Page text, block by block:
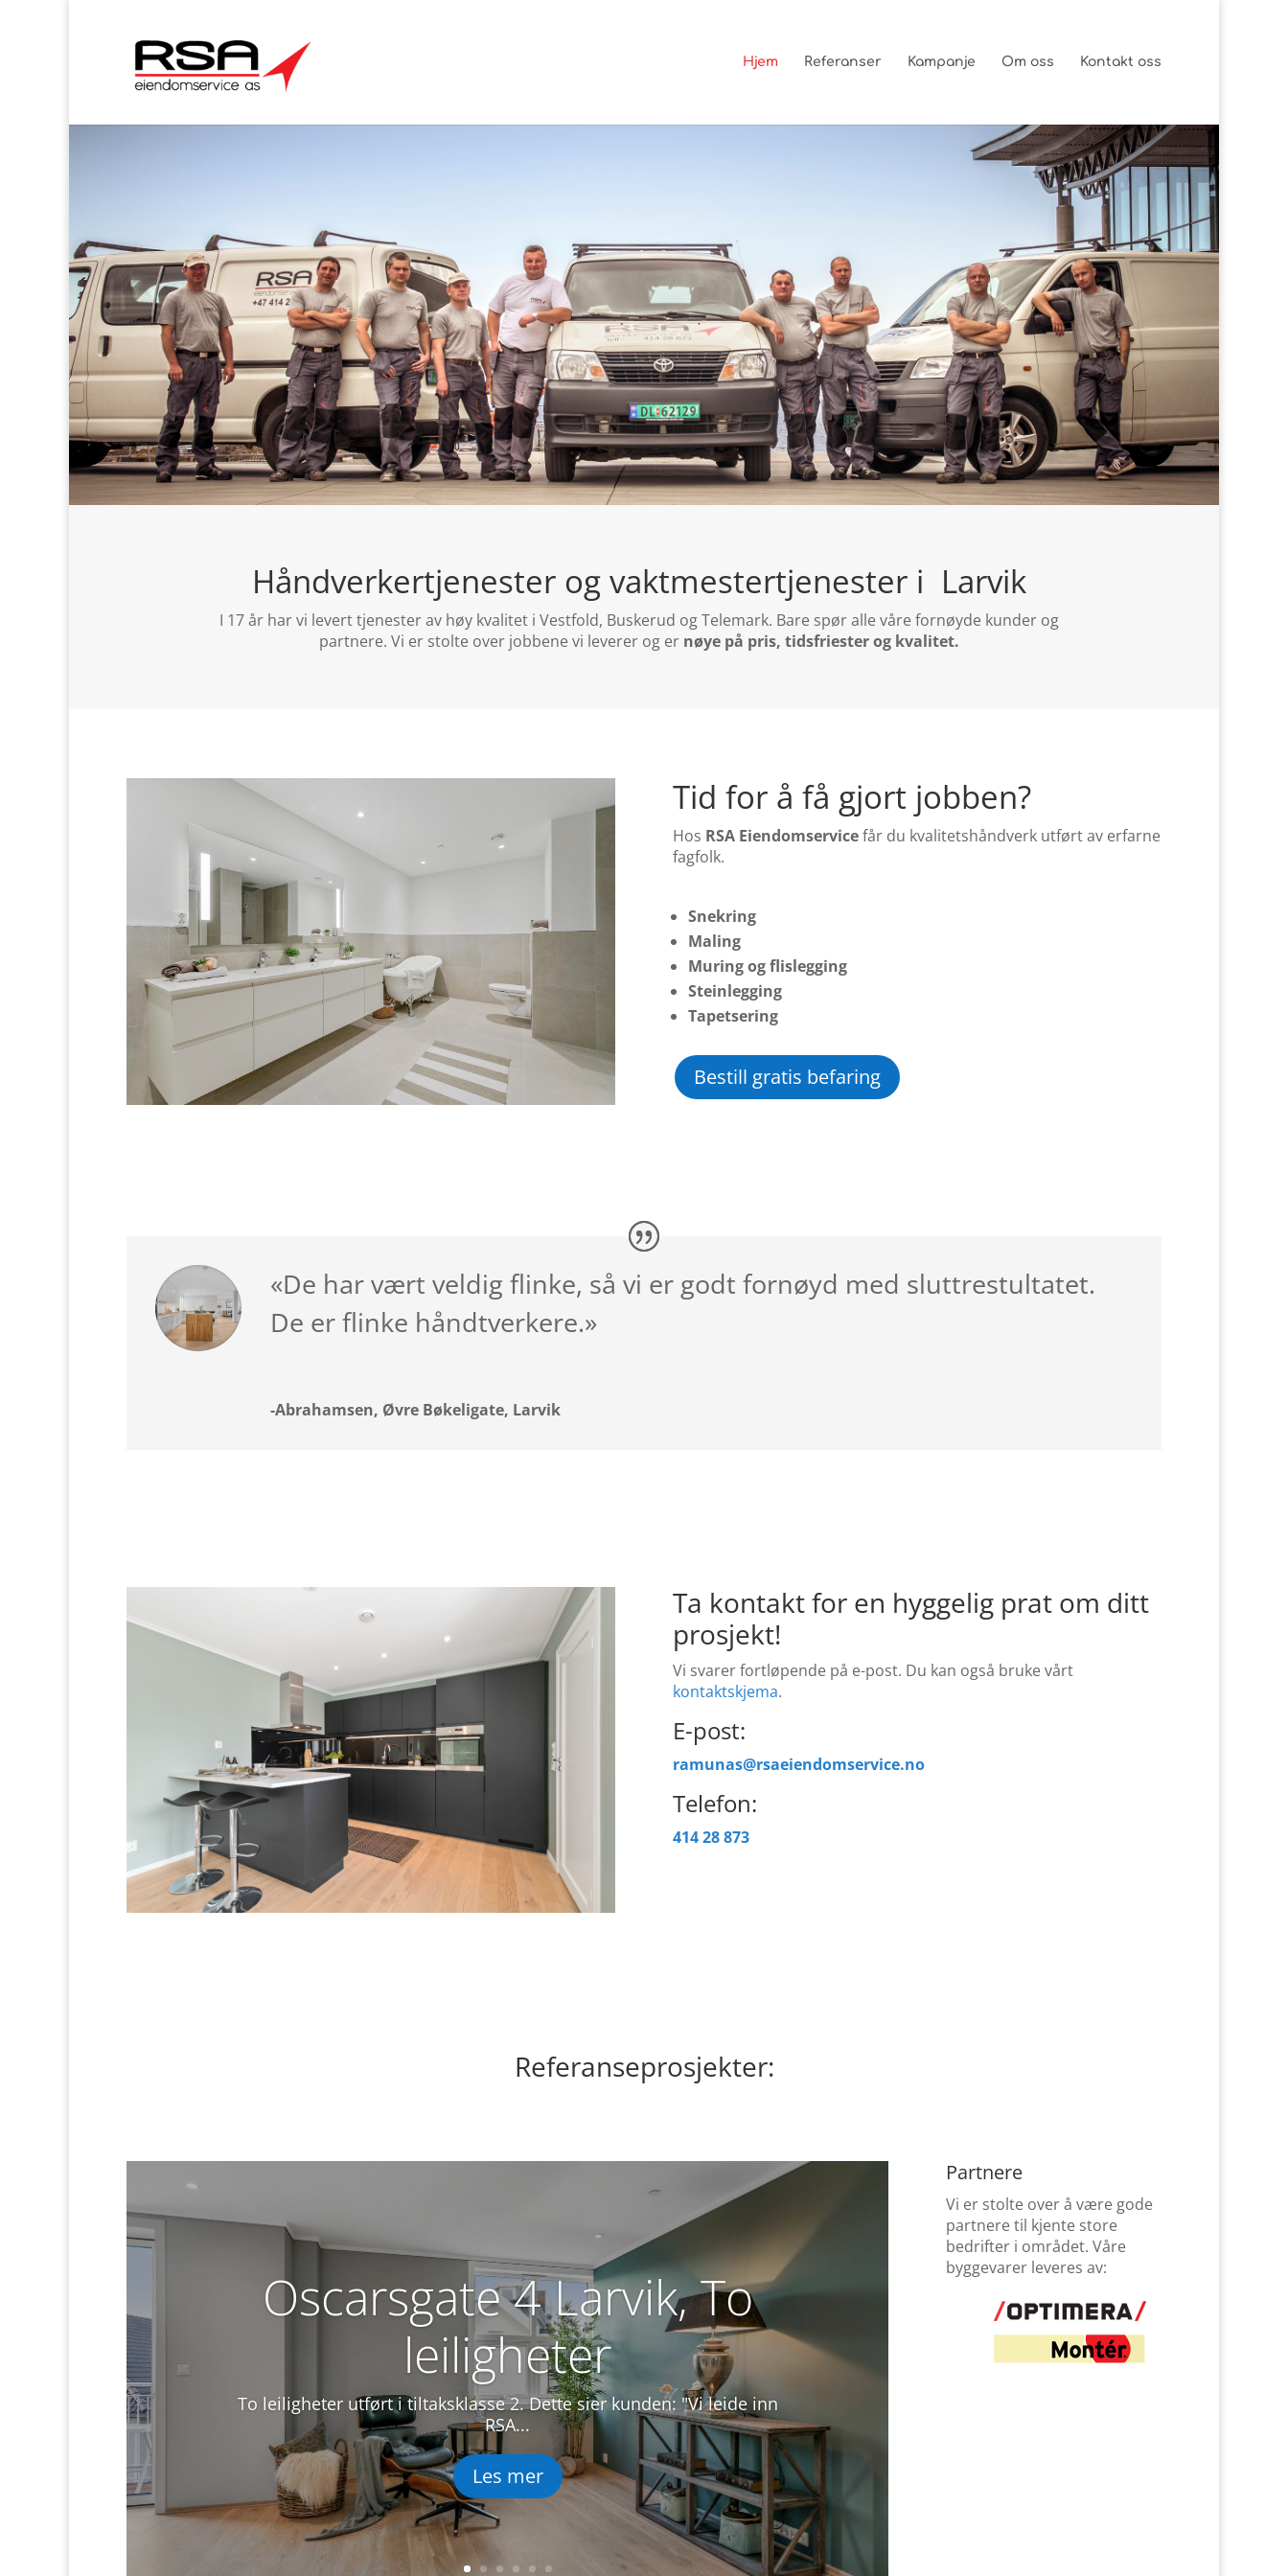
Hjem Referanser Kampanje Om oss Kontakt oss
Håndverkertjenester og vaktmestertjenester i Larvik
I 17 år har vi levert tjenester av høy kvalitet i Vestfold, Buskerud og Telemark. Bare spør alle våre fornøyde kunder og
partnere. Vi er stolte over jobbene vi leverer og er nøye på pris, tidsfriester og kvalitet.
Tid for å få gjort jobben?
Hos RSA Eiendomservicefår du kvalitetshåndverk utført av erfarne
fagfolk.
Snekring
Maling
Muring og flislegging
Steinlegging
Tapetsering
Bestill gratis befaring
«De har vært veldig flinke, så vi er godt fornøyd med sluttrestultatet.
De er flinke håndtverkere.»
-Abrahamsen, Øvre Bøkeligate, Larvik
Ta kontakt for en hyggelig prat om ditt
prosjekt!
Vi svarer fortløpende på e-post. Du kan også bruke vårt
kontaktskjema.
E-post:
ramunas@rsaeiendomservice.no
Telefon:
414 28 873
Referanseprosjekter:
Oscarsgate 4 Larvik, To
leiligheter
To leiligheter utført i tiltaksklasse 2. Dette sier kunden: "Vi leide inn
RSA...
Les mer
Partnere
Vi er stolte over å være gode
partnere til kjente store
bedrifter i området. Våre
byggevarer leveres av: